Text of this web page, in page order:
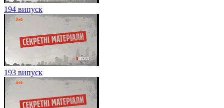
194 випуск
193 випуск